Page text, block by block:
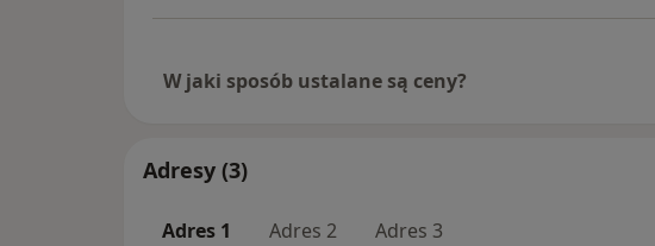
W jaki sposób ustalane są ceny?
Adresy (3)
Adres 1 Adres 2 Adres 3